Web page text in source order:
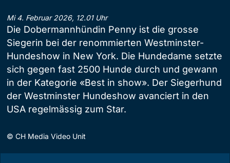
Mi 4. Februar 2026, 12.01 Uhr
Die Dobermannhündin Penny ist die grosse
Siegerin bei der renommierten Westminster-
Hundeshow in New York. Die Hundedame setzte
sich gegen fast 2500 Hunde durch und gewann
in der Kategorie «Best in show». Der Siegerhund
der Westminster Hundeshow avanciert in den
USA regelmässig zum Star.
© CH Media Video Unit